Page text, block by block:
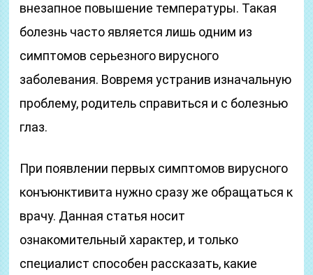
внезапное повышение температуры. Такая
болезнь часто является лишь одним из
симптомов серьезного вирусного
заболевания. Вовремя устранив изначальную
проблему, родитель справиться и с болезнью
глаз.
При появлении первых симптомов вирусного
конъюнктивита нужно сразу же обращаться к
врачу. Данная статья носит
ознакомительный характер, и только
специалист способен рассказать, какие